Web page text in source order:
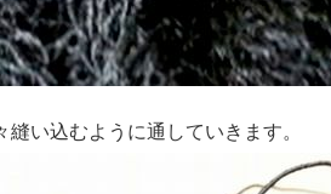
い込むように通していきます。